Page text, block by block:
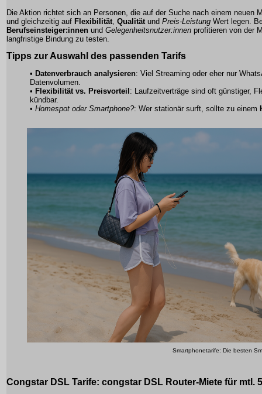
Die Aktion richtet sich an Personen, die auf der Suche nach einem neuen
und gleichzeitig auf Flexibilität Qualität und Preis-Leistung Wert legen.
Berufseinsteiger:innen und Gelegenheitsnutzer:innen profitieren von der
langfristige Bindung zu testen.
Tipps zur Auswahl des passenden Tarifs
• Datenverbrauch analysieren: Viel Streaming oder eher nur
Datenvolumen.
• Flexibilität vs. Preisvorteil : Laufzeitverträge sind oft günstiger,
kündbar.
• Homespot oder Smartphone?: Wer stationär surft, sollte zu einem
Smartphonetarife: Die besten
Congstar DSL Tarife: congstar DSL Router-Miete für mtl.